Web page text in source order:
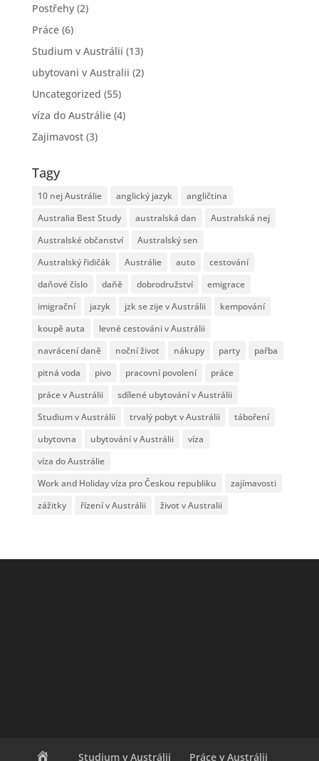
Postřehy(2)
Práce(6)
Studium v Austrálii (13)
ubytovani v Australii (2)
Uncategorized (55)
víza do Austrálie(4)
Zajimavost(3)
Tagy
10 nej Austrálie anglický jazyk
angličtina
Australia Best Study
australská dan
Australská nej
Australské občanství
Australský sen
Australský řidičák
Austrálie auto
cestování
daňové číslo
daňě dobrodružství
emigrace
imigrační
jazyk jzk se zije v Austrálii
kempování
koupě auta
levné cestováni v Austrálii
navrácení daně
noční život nákupy party
pařba
pitná voda
pivo pracovní povolení
práce
práce v Austrálii
sdílené ubytování v Austrálii
Studium v Austrálii
trvalý pobyt v Austrálii
táboření
ubytovna
ubytování v Austrálii
víza
víza do Austrálie
Work and Holiday víza pro Českou republiku
zajímavosti
zážitky
řízení v Austrálii život v Australii
Studium v Austrálii Práce v Austrálii